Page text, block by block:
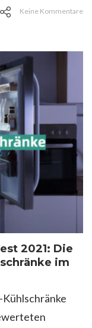
Keine Kommentare
2021: Die
im